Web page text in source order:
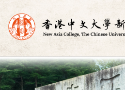
Skip
to